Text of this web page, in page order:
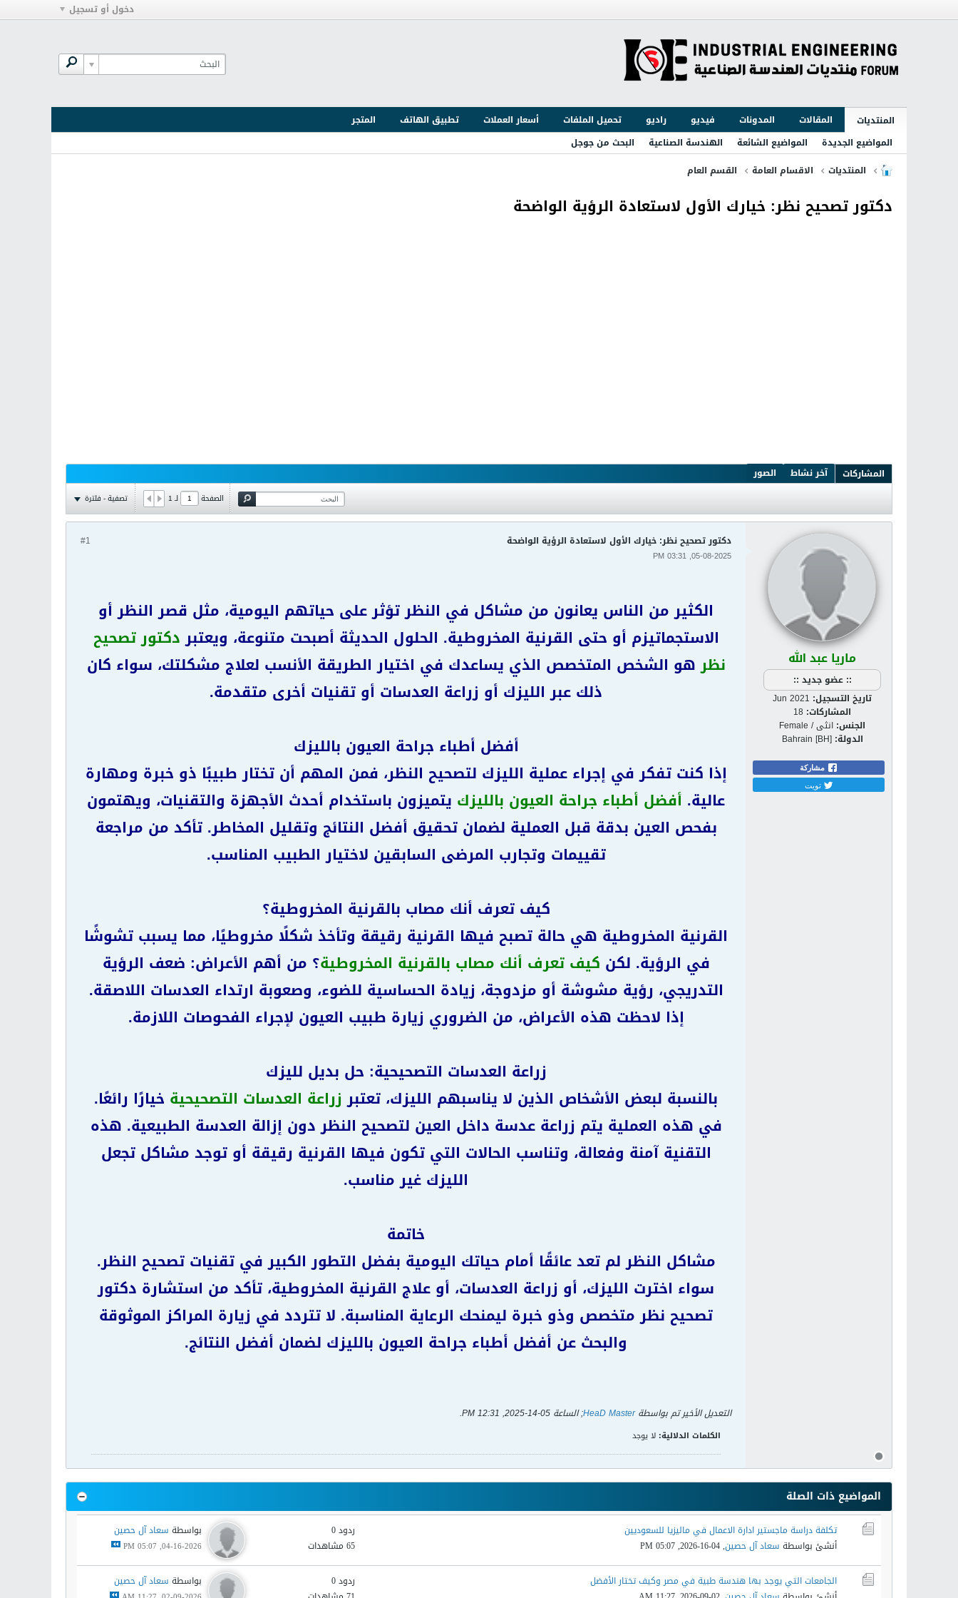
دخول أو تسجيل
المنتديات المقالات المدونات فيديو راديو تحميل الملفات أسعار العملات تطبيق الهاتف
المتجر
المواضيع الجديدة
المواضيع الشائعة الهندسة الصناعية
البحث من جوجل
المنتديات
الاقسام العامة القسم العام
دكتور تصحيح نظر: خيارك الأول لاستعادة الرؤية الواضحة
المشاركات آخر نشاط الصور
الصفحة لـ1 تصفية - فلترة
ماريا عبد الله
:: عضو جديد ::
تاريخ التسجيل: Jun 2021
المشاركات: 18
الجنس: انثى / Female
الدولة: Bahrain [BH]
مشاركة
تويت
#1 دكتور تصحيح نظر: خيارك الأول لاستعادة الرؤية الواضحة
05-08-2025, 03:31 PM
الكثير من الناس يعانون من مشاكل في النظر تؤثر على حياتهم اليومية، مثل قصر النظر أو
الاستجماتيزم أو حتى القرنية المخروطية. الحلول الحديثة أصبحت متنوعة، ويعتبردكتور تصحيح
نظرهو الشخص المتخصص الذي يساعدك في اختيار الطريقة الأنسب لعلاج مشكلتك، سواء كان
ذلك عبر الليزك أو زراعة العدسات أو تقنيات أخرى متقدمة.
أفضل أطباء جراحة العيون بالليزك
إذا كنت تفكر في إجراء عملية الليزك لتصحيح النظر، فمن المهم أن تختار طبيبًا ذو خبرة ومهارة
عالية. أفضل أطباء جراحة العيون بالليزك يتميزون باستخدام أحدث الأجهزة والتقنيات، ويهتمون
بفحص العين بدقة قبل العملية لضمان تحقيق أفضل النتائج وتقليل المخاطر. تأكد من مراجعة
تقييمات وتجارب المرضى السابقين لاختيار الطبيب المناسب.
كيف تعرف أنك مصاب بالقرنية المخروطية؟
القرنية المخروطية هي حالة تصبح فيها القرنية رقيقة وتأخذ شكلًا مخروطيًا، مما يسبب تشوشًا
في الرؤية. لكن كيف تعرف أنك مصاب بالقرنية المخروطية؟ من أهم الأعراض: ضعف الرؤية
التدريجي، رؤية مشوشة أو مزدوجة، زيادة الحساسية للضوء، وصعوبة ارتداء العدسات اللاصقة.
إذا لاحظت هذه الأعراض، من الضروري زيارة طبيب العيون لإجراء الفحوصات اللازمة.
زراعة العدسات التصحيحية: حل بديل لليزك
بالنسبة لبعض الأشخاص الذين لا يناسبهم الليزك، تعتبر زراعة العدسات التصحيحية خيارًا رائعًا.
في هذه العملية يتم زراعة عدسة داخل العين لتصحيح النظر دون إزالة العدسة الطبيعية. هذه
التقنية آمنة وفعالة، وتناسب الحالات التي تكون فيها القرنية رقيقة أو توجد مشاكل تجعل
الليزك غير مناسب.
خاتمة
مشاكل النظر لم تعد عائقًا أمام حياتك اليومية بفضل التطور الكبير في تقنيات تصحيح النظر.
سواء اخترت الليزك، أو زراعة العدسات، أو علاج القرنية المخروطية، تأكد من استشارة دكتور
تصحيح نظر متخصص وذو خبرة ليمنحك الرعاية المناسبة. لا تتردد في زيارة المراكز الموثوقة
والبحث عن أفضل أطباء جراحة العيون بالليزك لضمان أفضل النتائج.
التعديل الأخير تم بواسطةHeaD Master; الساعة 05-14-2025, 12:31 PM
.
الكلمات الدلالية: لا يوجد
المواضيع ذات الصلة
تكلفة دراسة ماجستير ادارة الاعمال في ماليزيا للسعوديين
أنشئ بواسطة سعاد آل حصين,
04-16-2026, 05:07 PM
ردود 0
65 مشاهدات
بواسطة سعاد آل حصين
04-16-2026, 05:07 PM
الجامعات التي يوجد بها هندسة طبية في مصر وكيف تختار الأفضل
ردود 0
بواسطة سعاد آل حصين